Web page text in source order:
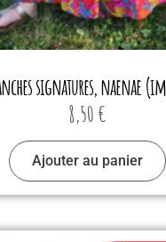
signatures, naenae
8,50 €
Ajouter au panier